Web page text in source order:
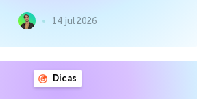
14 jul 2026
Dicas